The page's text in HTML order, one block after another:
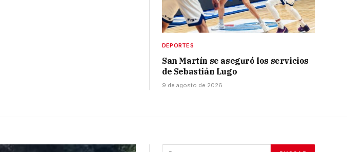
DEPORTES
San Martín se aseguró los servicios
de Sebastián Lugo
9 de agosto de 2026